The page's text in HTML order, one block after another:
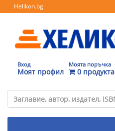
Helikon.bg
Вход
Моят профил
Моята поръчка
0 продукта